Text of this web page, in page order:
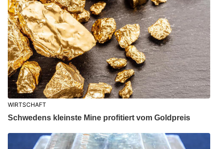
WIRTSCHAFT
Schwedens kleinste Mine profitiert vom Goldpreis